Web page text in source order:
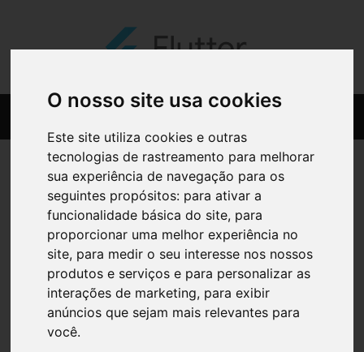
O nosso site usa cookies
Este site utiliza cookies e outras
tecnologias de rastreamento para melhorar
sua experiência de navegação para os
seguintes propósitos: para ativar a
funcionalidade básica do site, para
proporcionar uma melhor experiência no
site, para medir o seu interesse nos nossos
produtos e serviços e para personalizar as
interações de marketing, para exibir
anúncios que sejam mais relevantes para
você.